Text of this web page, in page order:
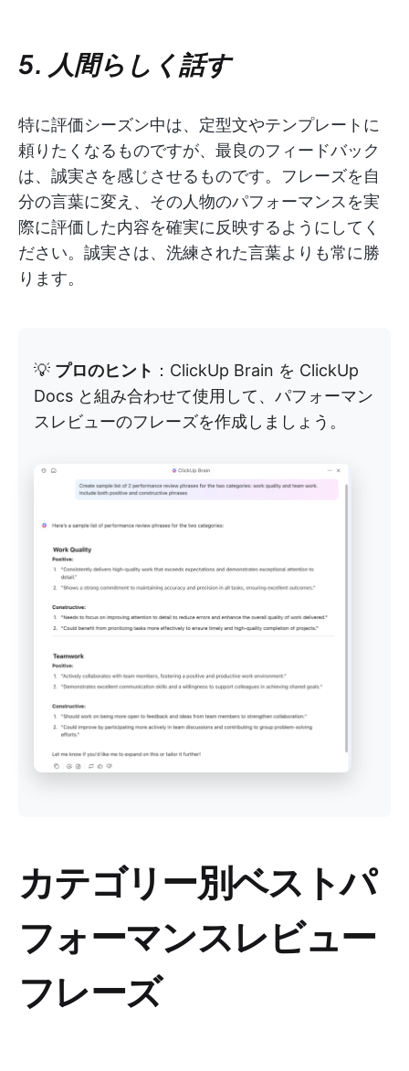
5. 人間らしく話す
特に評価シーズン中は、定型文やテンプレートに
頼りたくなるものですが、最良のフィードバック
は、誠実さを感じさせるものです。フレーズを自
分の言葉に変え、その人物のパフォーマンスを実
際に評価した内容を確実に反映するようにしてく
ださい。誠実さは、洗練された言葉よりも常に勝
ります。
💡 プロのヒント ：ClickUp Brain を ClickUp
Docs と組み合わせて使用して、パフォーマン
スレビューのフレーズを作成しましょう。
カテゴリー別ベストパ
フォーマンスレビュー
フレーズ